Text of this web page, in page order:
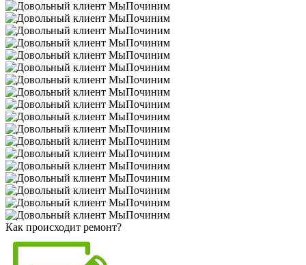
Как происходит ремонт?